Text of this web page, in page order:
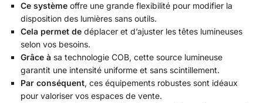
Ce système offre une grande flexibilité pour modifier la
disposition des lumières sans outils.
Cela permet de déplacer et d’ajuster les têtes lumineuses
selon vos besoins.
Grâce à sa technologie COB, cette source lumineuse
garantit une intensité uniforme et sans scintillement.
Par conséquent, ces équipements robustes sont idéaux
pour valoriser vos espaces de vente.